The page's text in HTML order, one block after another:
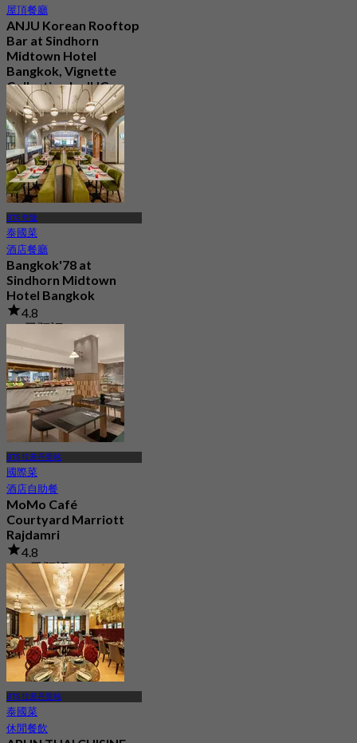
屋頂餐廳
ANJU Korean Rooftop
Bar at Sindhorn
Midtown Hotel
Bangkok, Vignette
Collection by IHG
最新
4.6
起฿ 730
BTS 奇隆
泰國菜
酒店餐廳
Bangkok'78 at
Sindhorn Midtown
Hotel Bangkok
4.8
3K 已預訂
起฿ 319
BTS 拉差丹里站
國際菜
酒店自助餐
MoMo Café
Courtyard Marriott
Rajdamri
4.8
258 已預訂
起฿ 445
BTS 拉差丹里站
泰國菜
休閒餐飲